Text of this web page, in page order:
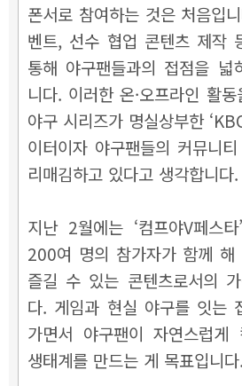
폰서로 참여하는 것은 처음입
벤트, 선수 협업 콘텐츠 제작
통해 야구팬들과의 접점을 넓
니다. 이러한 온·오프라인 활
야구 시리즈가 명실상부한
이터이자 야구팬들의 커뮤니
리매김하고 있다고 생각합니다.
지난 2월에는 ‘컴프야V페스
200여 명의 참가자가 함께 해
즐길 수 있는 콘텐츠로서의
다. 게임과 현실 야구를 잇는
가면서 야구팬이 자연스럽게
생태계를 만드는 게 목표입니